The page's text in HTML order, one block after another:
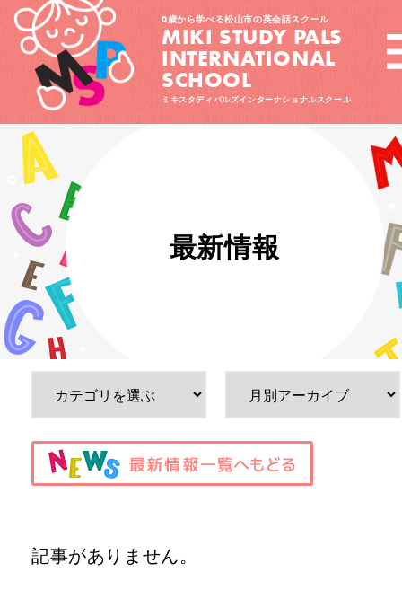
0歳から学べる松山市の英会話スクール
MIKI STUDY PALS
INTERNATIONAL
SCHOOL
ミキスタディパルズインターナショナルスクール
最新情報
記事がありません。